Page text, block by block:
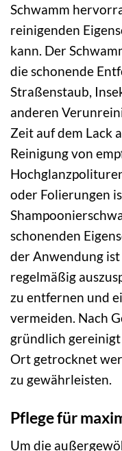
Schwamm
reinigenden
kann. Der
die schonende
Straßenstaub,
anderen
Zeit auf dem Lack
Reinigung von
oder Folierungen
schonenden
der Anwendung ist
regelmäßig
zu entfernen und
vermeiden. Nach
gründlich
Ort getrocknet
zu gewährleisten.
Pflege für
Um die